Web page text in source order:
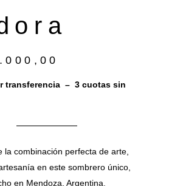
o r a
transferencia – 3 cuotas sin
la combinación perfecta de arte,
en este sombrero único,
en Mendoza, Argentina.